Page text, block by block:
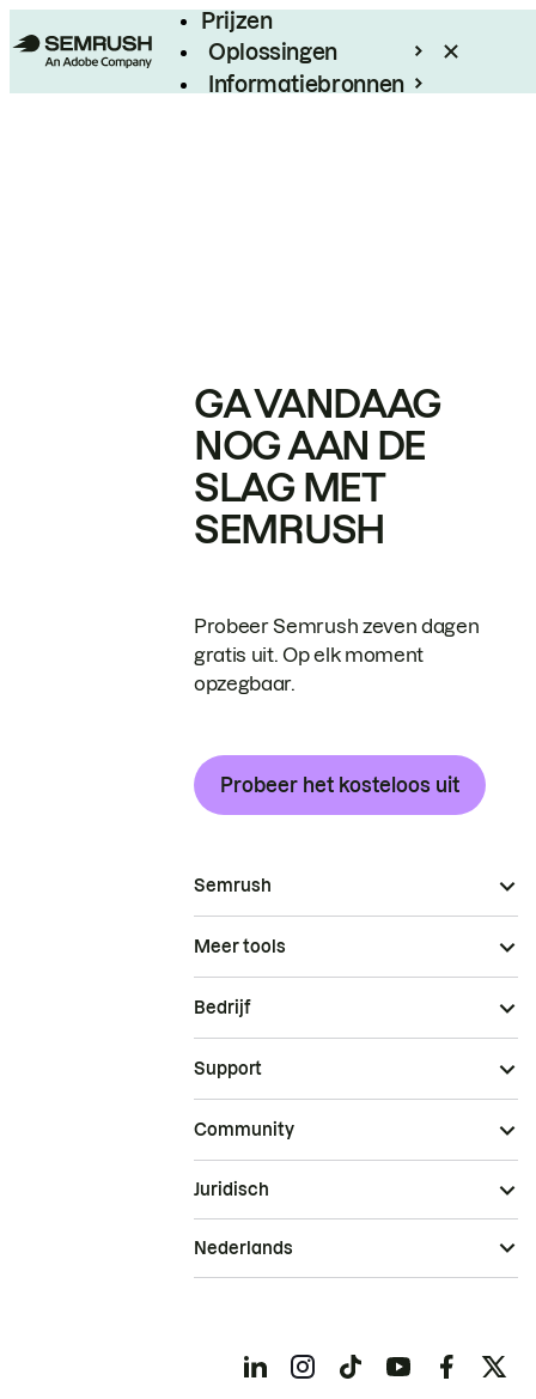
Prijzen
Oplossingen
Informatiebronnen
GA VANDAAG
NOG AAN DE
SLAG MET
SEMRUSH
Probeer Semrush zeven dagen
gratis uit. Op elk moment
opzegbaar.
Probeer het kosteloos uit
Semrush
Meer tools
Bedrijf
Support
Community
Juridisch
Nederlands